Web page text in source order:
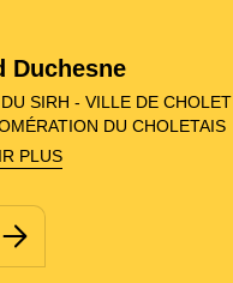
Duchesne
SIRH - VILLE DE CHOLET
DU CHOLETAIS
PLUS